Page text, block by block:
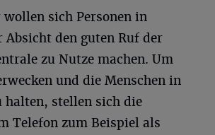
sich Personen in
Absicht den guten Ruf der
zu Nutze machen. Um
und die Menschen in
halten, stellen sich die
Telefon zum Beispiel als